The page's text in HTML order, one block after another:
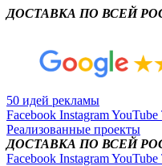
ДОСТАВКА ПО ВСЕЙ
50 идей рекламы
Facebook InstagramYouTube
Реализованные проекты
ДОСТАВКА ПО ВСЕЙ
Facebook InstagramYouTube